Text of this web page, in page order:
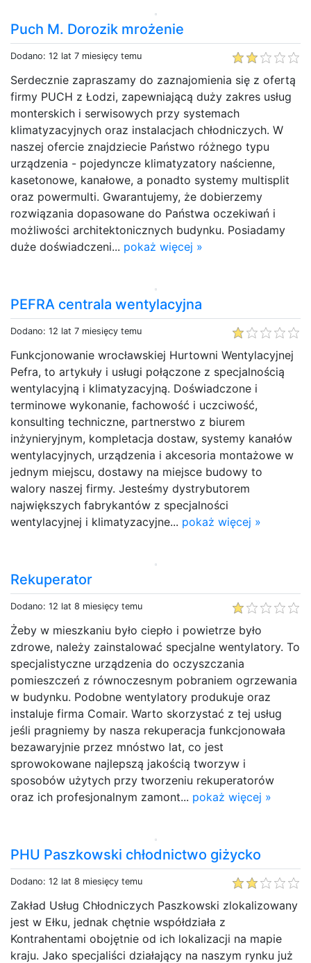
Puch M. Dorozik mrożenie
Dodano: 12 lat 7 miesięcy temu
Serdecznie zapraszamy do zaznajomienia się z ofertą
firmy PUCH z Łodzi, zapewniającą duży zakres usług
monterskich i serwisowych przy systemach
klimatyzacyjnych oraz instalacjach chłodniczych. W
naszej ofercie znajdziecie Państwo różnego typu
urządzenia - pojedyncze klimatyzatory naścienne,
kasetonowe, kanałowe, a ponadto systemy multisplit
oraz powermulti. Gwarantujemy, że dobierzemy
rozwiązania dopasowane do Państwa oczekiwań i
możliwości architektonicznych budynku. Posiadamy
duże doświadczeni... pokaż więcej »
PEFRA centrala wentylacyjna
Dodano: 12 lat 7 miesięcy temu
Funkcjonowanie wrocławskiej Hurtowni Wentylacyjnej
Pefra, to artykuły i usługi połączone z specjalnością
wentylacyjną i klimatyzacyjną. Doświadczone i
terminowe wykonanie, fachowość i uczciwość,
konsulting techniczne, partnerstwo z biurem
inżynieryjnym, kompletacja dostaw, systemy kanałów
wentylacyjnych, urządzenia i akcesoria montażowe w
jednym miejscu, dostawy na miejsce budowy to
walory naszej firmy. Jesteśmy dystrybutorem
największych fabrykantów z specjalności
wentylacyjnej i klimatyzacyjne... pokaż więcej »
Rekuperator
Dodano: 12 lat 8 miesięcy temu
Żeby w mieszkaniu było ciepło i powietrze było
zdrowe, należy zainstalować specjalne wentylatory. To
specjalistyczne urządzenia do oczyszczania
pomieszczeń z równoczesnym pobraniem ogrzewania
w budynku. Podobne wentylatory produkuje oraz
instaluje firma Comair. Warto skorzystać z tej usług
jeśli pragniemy by nasza rekuperacja funkcjonowała
bezawaryjnie przez mnóstwo lat, co jest
sprowokowane najlepszą jakością tworzyw i
sposobów użytych przy tworzeniu rekuperatorów
oraz ich profesjonalnym zamont... pokaż więcej »
PHU Paszkowski chłodnictwo giżycko
Dodano: 12 lat 8 miesięcy temu
Zakład Usług Chłodniczych Paszkowski zlokalizowany
jest w Ełku, jednak chętnie współdziała z
Kontrahentami obojętnie od ich lokalizacji na mapie
kraju. Jako specjaliści działający na naszym rynku już